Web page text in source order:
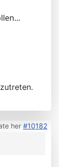
her #10182